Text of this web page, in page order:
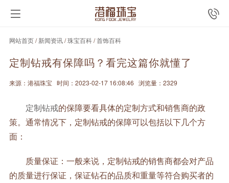
网站首页/新闻资讯/珠宝百科/首饰百科
定制钻戒有保障吗？看完这篇你就懂了
来源：港福珠宝 时间：2023-02-17 16:08:46 浏览量：2329
定制钻戒的保障要看具体的定制方式和销售商的政
策。通常情况下，定制钻戒的保障可以包括以下几个方
面：
质量保证：一般来说，定制钻戒的销售商都会对产品
的质量进行保证，保证钻石的品质和重量等符合购买者的